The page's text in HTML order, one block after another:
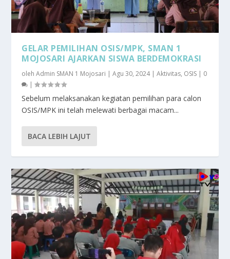
GELAR PEMILIHAN OSIS/MPK, SMAN 1
MOJOSARI AJARKAN SISWA BERDEMOKRASI
olehAdmin SMAN 1 Mojosari |Agu 30, 2024|Aktivitas, OSIS | 0
|
Sebelum melaksanakan kegiatan pemilihan para calon
OSIS/MPK ini telah melewati berbagai macam...
BACA LEBIH LAJUT